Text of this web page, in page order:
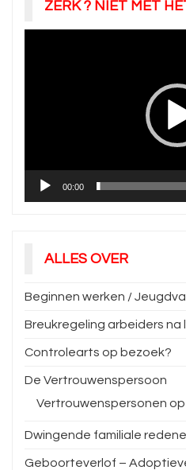
ZERK ? NIET MET
00:00
ALLES OVER
Beginnen werken /
Breukregeling arbeiders na
Controlearts op bezoek?
De Vertrouwenspersoon
Vertrouwenspersonen
Dwingende familiale
Geboorteverlof –